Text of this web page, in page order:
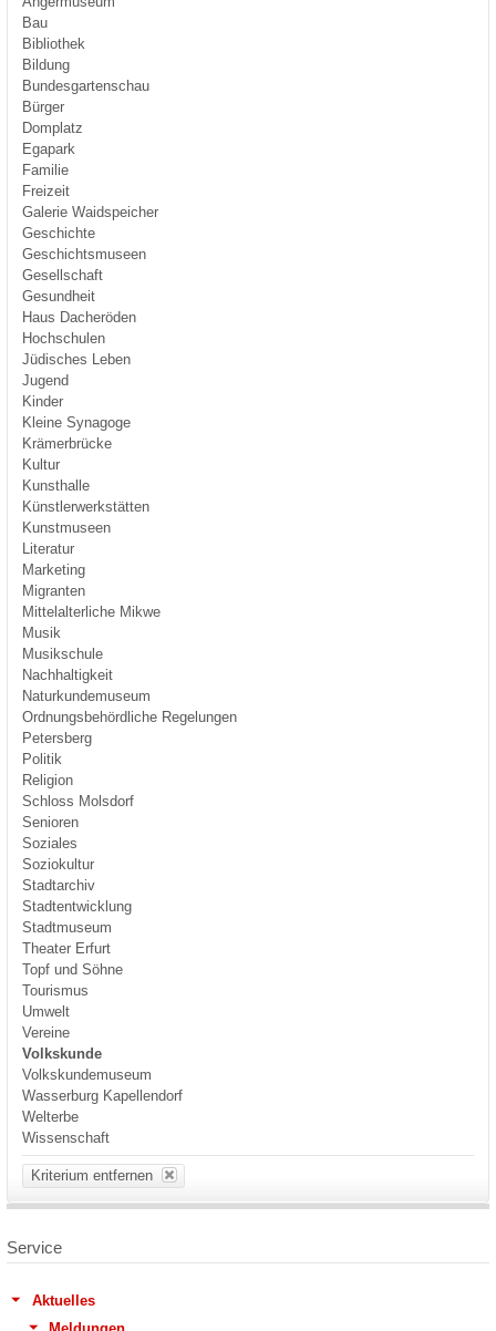
Bau
Bibliothek
Bildung
Bundesgartenschau
Bürger
Domplatz
Egapark
Familie
Freizeit
Galerie Waidspeicher
Geschichte
Geschichtsmuseen
Gesellschaft
Gesundheit
Haus Dacheröden
Hochschulen
Jüdisches Leben
Jugend
Kinder
Kleine Synagoge
Krämerbrücke
Kultur
Kunsthalle
Künstlerwerkstätten
Kunstmuseen
Literatur
Marketing
Migranten
Mittelalterliche Mikwe
Musik
Musikschule
Nachhaltigkeit
Naturkundemuseum
Ordnungsbehördliche Regelungen
Petersberg
Politik
Religion
Schloss Molsdorf
Senioren
Soziales
Soziokultur
Stadtarchiv
Stadtentwicklung
Stadtmuseum
Theater Erfurt
Topf und Söhne
Tourismus
Umwelt
Vereine
Volkskunde
Volkskundemuseum
Wasserburg Kapellendorf
Welterbe
Wissenschaft
Kriterium entfernen
Service
Aktuelles